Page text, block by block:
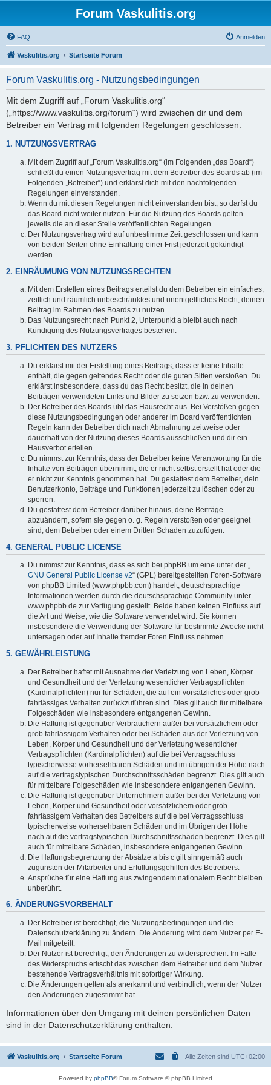
Forum Vaskulitis.org
FAQ Anmelden
Vaskulitis.org Startseite Forum
Forum Vaskulitis.org - Nutzungsbedingungen
Mit dem Zugriff auf „Forum Vaskulitis.org“
(„https://www.vaskulitis.org/forum“) wird zwischen dir und dem
Betreiber ein Vertrag mit folgenden Regelungen geschlossen:
1. NUTZUNGSVERTRAG
Mit dem Zugriff auf „Forum Vaskulitis.org“ (im Folgenden „das Board“)
schließt du einen Nutzungsvertrag mit dem Betreiber des Boards ab (im
Folgenden „Betreiber“) und erklärst dich mit den nachfolgenden
Regelungen einverstanden.
Wenn du mit diesen Regelungen nicht einverstanden bist, so darfst du
das Board nicht weiter nutzen. Für die Nutzung des Boards gelten
jeweils die an dieser Stelle veröffentlichten Regelungen.
Der Nutzungsvertrag wird auf unbestimmte Zeit geschlossen und kann
von beiden Seiten ohne Einhaltung einer Frist jederzeit gekündigt
werden.
2. EINRÄUMUNG VON NUTZUNGSRECHTEN
Mit dem Erstellen eines Beitrags erteilst du dem Betreiber ein einfaches,
zeitlich und räumlich unbeschränktes und unentgeltliches Recht, deinen
Beitrag im Rahmen des Boards zu nutzen.
Das Nutzungsrecht nach Punkt 2, Unterpunkt a bleibt auch nach
Kündigung des Nutzungsvertrages bestehen.
3. PFLICHTEN DES NUTZERS
Du erklärst mit der Erstellung eines Beitrags, dass er keine Inhalte
enthält, die gegen geltendes Recht oder die guten Sitten verstoßen. Du
erklärst insbesondere, dass du das Recht besitzt, die in deinen
Beiträgen verwendeten Links und Bilder zu setzen bzw. zu verwenden.
Der Betreiber des Boards übt das Hausrecht aus. Bei Verstößen gegen
diese Nutzungsbedingungen oder anderer im Board veröffentlichten
Regeln kann der Betreiber dich nach Abmahnung zeitweise oder
dauerhaft von der Nutzung dieses Boards ausschließen und dir ein
Hausverbot erteilen.
Du nimmst zur Kenntnis, dass der Betreiber keine Verantwortung für die
Inhalte von Beiträgen übernimmt, die er nicht selbst erstellt hat oder die
er nicht zur Kenntnis genommen hat. Du gestattest dem Betreiber, dein
Benutzerkonto, Beiträge und Funktionen jederzeit zu löschen oder zu
sperren.
Du gestattest dem Betreiber darüber hinaus, deine Beiträge
abzuändern, sofern sie gegen o. g. Regeln verstoßen oder geeignet
sind, dem Betreiber oder einem Dritten Schaden zuzufügen.
4. GENERAL PUBLIC LICENSE
Du nimmst zur Kenntnis, dass es sich bei phpBB um eine unter der „
GNU General Public License v2“ (GPL) bereitgestellten Foren-Software
von phpBB Limited (www.phpbb.com) handelt; deutschsprachige
Informationen werden durch die deutschsprachige Community unter
www.phpbb.de zur Verfügung gestellt. Beide haben keinen Einfluss auf
die Art und Weise, wie die Software verwendet wird. Sie können
insbesondere die Verwendung der Software für bestimmte Zwecke nicht
untersagen oder auf Inhalte fremder Foren Einfluss nehmen.
5. GEWÄHRLEISTUNG
Der Betreiber haftet mit Ausnahme der Verletzung von Leben, Körper
und Gesundheit und der Verletzung wesentlicher Vertragspflichten
(Kardinalpflichten) nur für Schäden, die auf ein vorsätzliches oder grob
fahrlässiges Verhalten zurückzuführen sind. Dies gilt auch für mittelbare
Folgeschäden wie insbesondere entgangenen Gewinn.
Die Haftung ist gegenüber Verbrauchern außer bei vorsätzlichem oder
grob fahrlässigem Verhalten oder bei Schäden aus der Verletzung von
Leben, Körper und Gesundheit und der Verletzung wesentlicher
Vertragspflichten (Kardinalpflichten) auf die bei Vertragsschluss
typischerweise vorhersehbaren Schäden und im übrigen der Höhe nach
auf die vertragstypischen Durchschnittsschäden begrenzt. Dies gilt auch
für mittelbare Folgeschäden wie insbesondere entgangenen Gewinn.
Die Haftung ist gegenüber Unternehmern außer bei der Verletzung von
Leben, Körper und Gesundheit oder vorsätzlichem oder grob
fahrlässigem Verhalten des Betreibers auf die bei Vertragsschluss
typischerweise vorhersehbaren Schäden und im Übrigen der Höhe
nach auf die vertragstypischen Durchschnittsschäden begrenzt. Dies gilt
auch für mittelbare Schäden, insbesondere entgangenen Gewinn.
Die Haftungsbegrenzung der Absätze a bis c gilt sinngemäß auch
zugunsten der Mitarbeiter und Erfüllungsgehilfen des Betreibers.
Ansprüche für eine Haftung aus zwingendem nationalem Recht bleiben
unberührt.
6. ÄNDERUNGSVORBEHALT
Der Betreiber ist berechtigt, die Nutzungsbedingungen und die
Datenschutzerklärung zu ändern. Die Änderung wird dem Nutzer per E-
Mail mitgeteilt.
Der Nutzer ist berechtigt, den Änderungen zu widersprechen. Im Falle
des Widerspruchs erlischt das zwischen dem Betreiber und dem Nutzer
bestehende Vertragsverhältnis mit sofortiger Wirkung.
Die Änderungen gelten als anerkannt und verbindlich, wenn der Nutzer
den Änderungen zugestimmt hat.
Informationen über den Umgang mit deinen persönlichen Daten
sind in der Datenschutzerklärung enthalten.
Vaskulitis.org Startseite Forum Alle Zeiten sind UTC+02:00
Powered by phpBB® Forum Software © phpBB Limited